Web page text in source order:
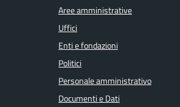
Aree amministrative
Uffici
Enti e fondazioni
Politici
Personale amministrativo
Documenti e Dati